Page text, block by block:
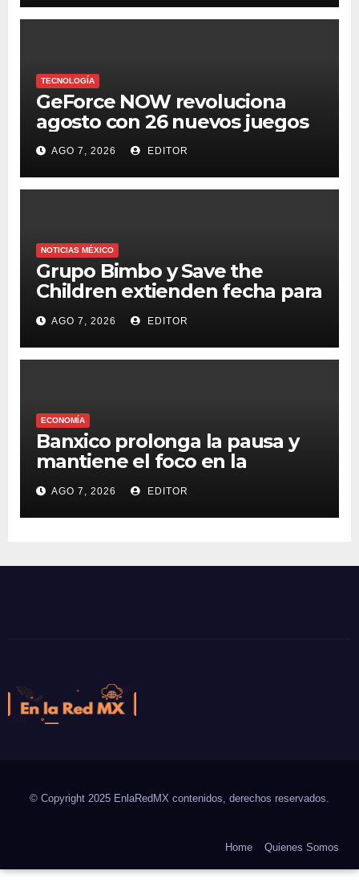
TECNOLOGÍA
GeForce NOW revoluciona
agosto con 26 nuevos juegos
AGO 7, 2026 EDITOR
NOTICIAS MÉXICO
Grupo Bimbo y Save the
Children extienden fecha para
apoyar a damnificados de
Venezuela
AGO 7, 2026 EDITOR
ECONOMÍA
Banxico prolonga la pausa y
mantiene el foco en la
inflación
AGO 7, 2026 EDITOR
© Copyright 2025 EnlaRedMX contenidos, derechos reservados.
Home Quienes Somos